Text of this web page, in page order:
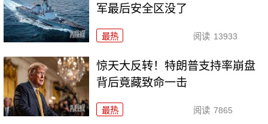
军最后安全区没了
最热 阅读 13933
惊天大反转！特朗普支持率崩盘
背后竟藏致命一击
最热 阅读 7865